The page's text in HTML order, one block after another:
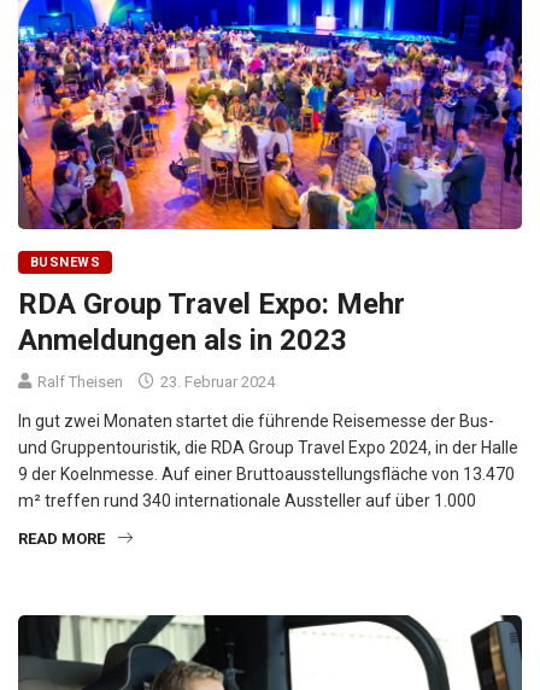
BUSNEWS
RDA Group Travel Expo: Mehr
Anmeldungen als in 2023
Ralf Theisen 23. Februar 2024
In gut zwei Monaten startet die führende Reisemesse der Bus-
und Gruppentouristik, die RDA Group Travel Expo 2024, in der Halle
9 der Koelnmesse. Auf einer Bruttoausstellungsfläche von 13.470
m² treffen rund 340 internationale Aussteller auf über 1.000
READ MORE